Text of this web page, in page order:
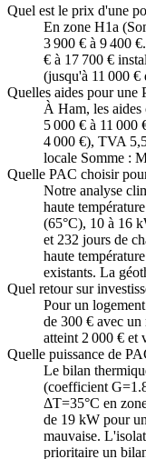
Quel est le prix d'une
En zone H1a
3 900 € à 9 400
€ à 17 700 €
(jusqu'à 11 000
Quelles aides pour une
À Ham, les
5 000 € à 11 000
4 000 €), TVA
locale Somme :
Quelle PAC choisir
Notre analyse
haute
(65°C), 10 à 16
et 232 jours de
haute
existants. La
Quel retour sur
Pour un
de 300 € avec un
atteint 2 000 € et
Quelle puissance de
Le bilan
(coefficient
ΔT=35°C en
de 19 kW pour
mauvaise.
prioritaire un